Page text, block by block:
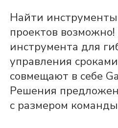
Найти
проектов
инструмента для
управления
совмещают в себе
Решения
с размером